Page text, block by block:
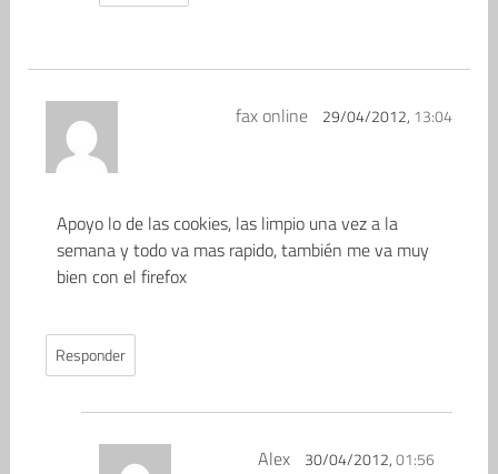
fax online 29/04/2012, 13:04
Apoyo lo de las cookies, las limpio una vez a la
semana y todo va mas rapido, también me va muy
bien con el firefox
Responder
Alex 30/04/2012,01:56